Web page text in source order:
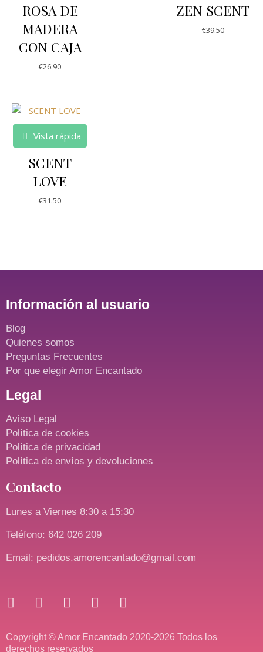
ROSA DE
MADERA
CON CAJA
€26.90
ZEN SCENT
€39.50
Vista rápida
SCENT
LOVE
€31.50
Información al usuario
Blog
Quienes somos
Preguntas Frecuentes
Por que elegir Amor Encantado
Legal
Aviso Legal
Política de cookies
Política de privacidad
Política de envíos y devoluciones
Contacto
Lunes a Viernes 8:30 a 15:30
Teléfono: 642 026 209
Email: pedidos.amorencantado@gmail.com
Copyright © Amor Encantado 2020-2026 Todos los
derechos reservados